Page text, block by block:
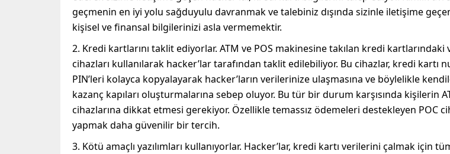
geçmenin en iyi yolu sağduyulu davranmak ve talebiniz dışında sizinle iletişime
kişisel ve finansal bilgilerinizi asla vermemektir.
2. Kredi kartlarını taklit ediyorlar. ATM ve POS makinesine takılan kredi kartlarındaki
cihazları kullanılarak hacker’lar tarafından taklit edilebiliyor. Bu cihazlar, kredi kartı
PIN’leri kolayca kopyalayarak hacker’ların verilerinize ulaşmasına ve böylelikle
kazanç kapıları oluşturmalarına sebep oluyor. Bu tür bir durum karşısında kişilerin
cihazlarına dikkat etmesi gerekiyor. Özellikle temassız ödemeleri destekleyen POC
yapmak daha güvenilir bir tercih.
3. Kötü amaçlı yazılımları kullanıyorlar. Hacker’lar, kredi kartı verilerini çalmak için